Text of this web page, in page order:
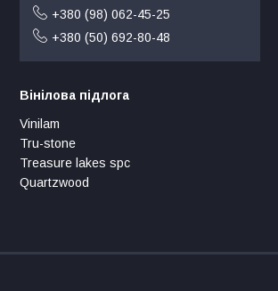
+380 (98) 062-45-25
+380 (50) 692-80-48
Вінілова підлога
Vinilam
Tru-stone
Treasure lakes spc
Quartzwood